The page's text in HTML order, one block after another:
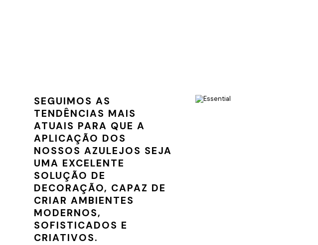
SEGUIMOS AS
TENDÊNCIAS MAIS
ATUAIS PARA QUE A
APLICAÇÃO DOS
NOSSOS AZULEJOS SEJA
UMA EXCELENTE
SOLUÇÃO DE
DECORAÇÃO, CAPAZ DE
CRIAR AMBIENTES
MODERNOS,
SOFISTICADOS E
CRIATIVOS.